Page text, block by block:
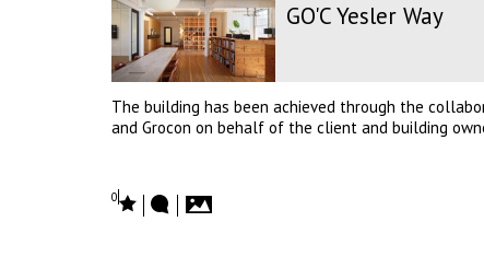
GO'C Yesler Way
The building has been achieved through the
and Grocon on behalf of the client and building
0